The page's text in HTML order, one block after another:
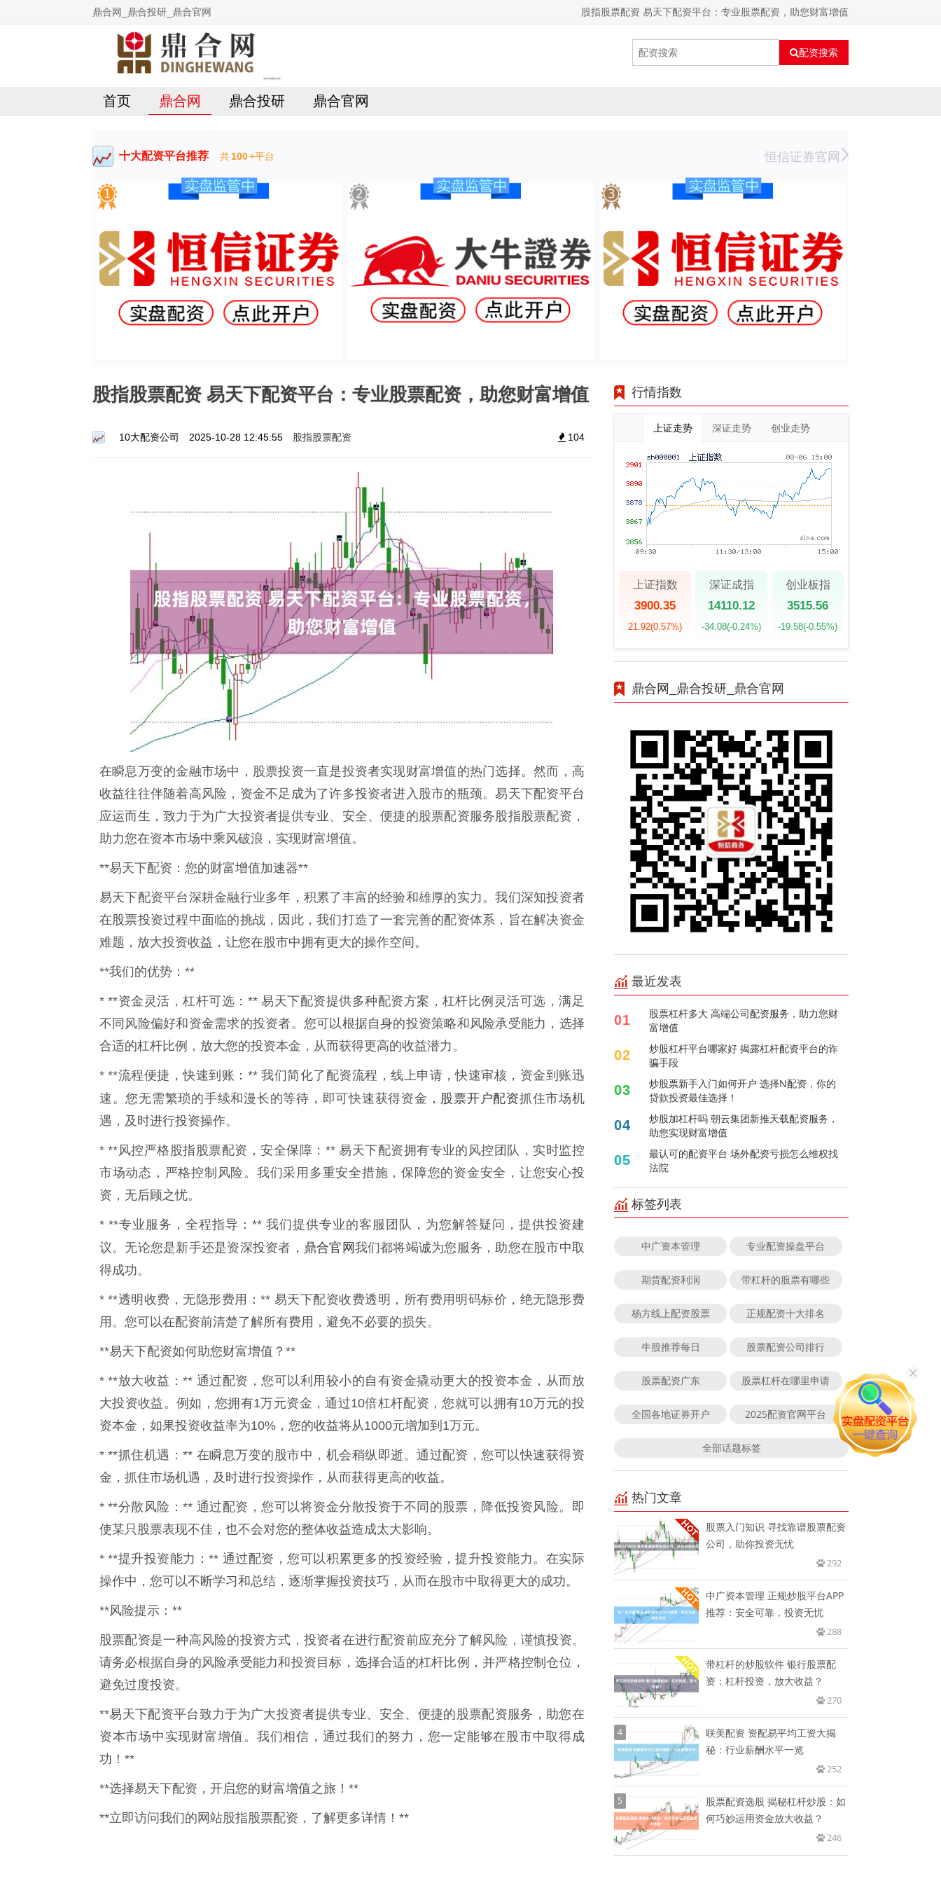
鼎合网_鼎合投研_鼎合官网 股指股票配资 易天下配资平台：专业股票配资，助您财富增值
配资搜索
首页 鼎合网 鼎合投研 鼎合官网
十大配资平台推荐 共100+平台 恒信证券官网
股指股票配资 易天下配资平台：专业股票配资，助您财富增值
10大配资公司 2025-10-28 12:45:55 股指股票配资 104
在瞬息万变的金融市场中，股票投资一直是投资者实现财富增值的热门选择。然而，高
收益往往伴随着高风险，资金不足成为了许多投资者进入股市的瓶颈。易天下配资平台
应运而生，致力于为广大投资者提供专业、安全、便捷的股票配资服务股指股票配资，
助力您在资本市场中乘风破浪，实现财富增值。
**易天下配资：您的财富增值加速器**
易天下配资平台深耕金融行业多年，积累了丰富的经验和雄厚的实力。我们深知投资者
在股票投资过程中面临的挑战，因此，我们打造了一套完善的配资体系，旨在解决资金
难题，放大投资收益，让您在股市中拥有更大的操作空间。
**我们的优势：**
* **资金灵活，杠杆可选：** 易天下配资提供多种配资方案，杠杆比例灵活可选，满足
不同风险偏好和资金需求的投资者。您可以根据自身的投资策略和风险承受能力，选择
合适的杠杆比例，放大您的投资本金，从而获得更高的收益潜力。
* **流程便捷，快速到账：** 我们简化了配资流程，线上申请，快速审核，资金到账迅
速。您无需繁琐的手续和漫长的等待，即可快速获得资金， 股票开户配资抓住市场机
遇，及时进行投资操作。
* **风控严格股指股票配资，安全保障：** 易天下配资拥有专业的风控团队，实时监控
市场动态，严格控制风险。我们采用多重安全措施，保障您的资金安全，让您安心投
资，无后顾之忧。
* **专业服务，全程指导：** 我们提供专业的客服团队，为您解答疑问，提供投资建
议。无论您是新手还是资深投资者， 鼎合官网我们都将竭诚为您服务，助您在股市中取
得成功。
* **透明收费，无隐形费用：** 易天下配资收费透明，所有费用明码标价，绝无隐形费
用。您可以在配资前清楚了解所有费用，避免不必要的损失。
**易天下配资如何助您财富增值？**
* **放大收益：** 通过配资，您可以利用较小的自有资金撬动更大的投资本金，从而放
大投资收益。例如，您拥有1万元资金，通过10倍杠杆配资，您就可以拥有10万元的投
资本金，如果投资收益率为10%，您的收益将从1000元增加到1万元。
* **抓住机遇：** 在瞬息万变的股市中，机会稍纵即逝。通过配资，您可以快速获得资
金，抓住市场机遇，及时进行投资操作，从而获得更高的收益。
* **分散风险：** 通过配资，您可以将资金分散投资于不同的股票，降低投资风险。即
使某只股票表现不佳，也不会对您的整体收益造成太大影响。
* **提升投资能力：** 通过配资，您可以积累更多的投资经验，提升投资能力。在实际
操作中，您可以不断学习和总结，逐渐掌握投资技巧，从而在股市中取得更大的成功。
**风险提示：**
股票配资是一种高风险的投资方式，投资者在进行配资前应充分了解风险，谨慎投资。
请务必根据自身的风险承受能力和投资目标，选择合适的杠杆比例，并严格控制仓位，
避免过度投资。
**易天下配资平台致力于为广大投资者提供专业、安全、便捷的股票配资服务，助您在
资本市场中实现财富增值。我们相信，通过我们的努力，您一定能够在股市中取得成
功！**
**选择易天下配资，开启您的财富增值之旅！**
**立即访问我们的网站股指股票配资，了解更多详情！**
行情指数
上证走势 深证走势 创业走势
上证指数
3900.35
21.92(0.57%)
深证成指
14110.12
-34.08(-0.24%)
创业板指
3515.56
-19.58(-0.55%)
鼎合网_鼎合投研_鼎合官网
最近发表
01
股票杠杆多大 高端公司配资服务，助力您财
富增值
02
炒股杠杆平台哪家好 揭露杠杆配资平台的诈
骗手段
03
炒股票新手入门如何开户 选择N配资，你的
贷款投资最佳选择！
04
炒股加杠杆吗 朝云集团新推天载配资服务，
助您实现财富增值
05
最认可的配资平台 场外配资亏损怎么维权找
法院
标签列表
中广资本管理 专业配资操盘平台
期货配资利润 带杠杆的股票有哪些
杨方线上配资股票 正规配资十大排名
牛股推荐每日 股票配资公司排行
股票配资广东 股票杠杆在哪里申请
全国各地证券开户 2025配资官网平台
全部话题标签
热门文章
股票入门知识 寻找靠谱股票配资
公司，助你投资无忧
292
中广资本管理 正规炒股平台APP
推荐：安全可靠，投资无忧
288
带杠杆的炒股软件 银行股票配
资：杠杆投资，放大收益？
270
4
联美配资 资配易平均工资大揭
秘：行业薪酬水平一览
252
5
股票配资选股 揭秘杠杆炒股：如
何巧妙运用资金放大收益？
246